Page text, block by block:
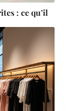
: ce qu’il